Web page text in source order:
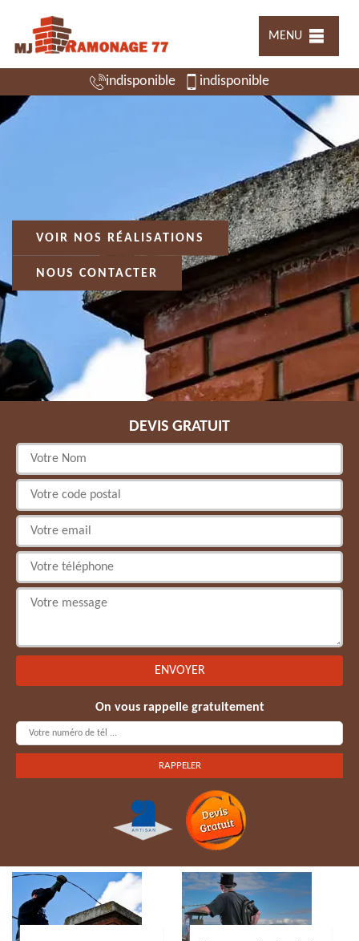
MENU
indisponible indisponible
VOIR NOS RÉALISATIONS
NOUS CONTACTER
DEVIS GRATUIT
On vous rappelle gratuitement